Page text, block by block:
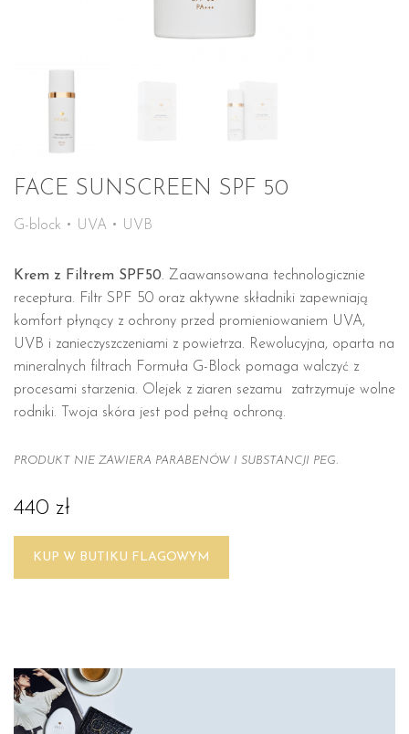
FACE SUNSCREEN SPF 50
G-block • UVA • UVB
Krem z Filtrem SPF50. Zaawansowana technologicznie
receptura. Filtr SPF 50 oraz aktywne składniki zapewniają
komfort płynący z ochrony przed promieniowaniem UVA,
UVB i zanieczyszczeniami z powietrza. Rewolucyjna, oparta na
mineralnych filtrach Formuła G-Block pomaga walczyć z
procesami starzenia. Olejek z ziaren sezamu zatrzymuje wolne
rodniki. Twoja skóra jest pod pełną ochroną.
PRODUKT NIE ZAWIERA PARABENÓW I SUBSTANCJI PEG.
440 zł
KUP W BUTIKU FLAGOWYM